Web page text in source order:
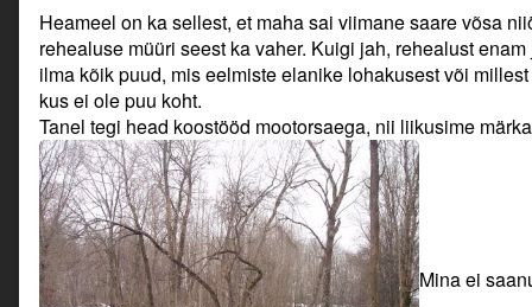
Heameel on ka sellest, et maha sai viimane saare võsa
rehealuse müüri seest ka vaher. Kuigi jah, rehealust
ilma kõik puud, mis eelmiste elanike lohakusest või
kus ei ole puu koht.
Tanel tegi head koostööd mootorsaega, nii liikusime
Mina ei